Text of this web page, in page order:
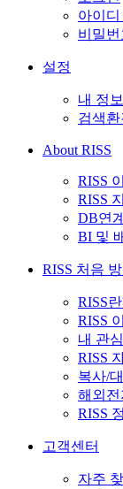
아이디
비밀번
설정
내 정보
검색
About RISS
RISS
RISS
DB연
BI 및
RISS 처음
RISS
RISS
내 관
RISS
복사/
해외전
RISS
고객센터
자주